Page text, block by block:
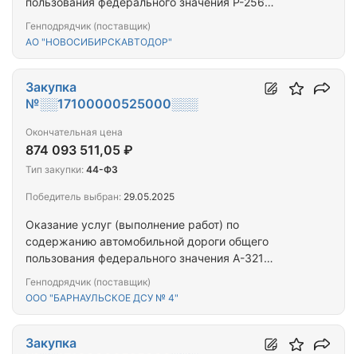
Алтайск - граница с Монголией км 135+277 – км
Барнаулу км 0+000 – км 11+804, обход г. Бийска
км 0+000 – км 19+941, объездная дорога км 216 -
км 223, Проезжая часть дороги…
Генподрядчик (поставщик)
АО "НОВОСИБИРСКАВТОДОР"
Оказание услуг (выполнение работ) по
содержанию автомобильной дороги общего
пользования федерального значения А-321
Казахстан км 13+600 - км 401+911, подъезд к
- км 0+650 и искусственных дорожных
сооружений на ней, Алтайский край
Генподрядчик (поставщик)
ООО "БАРНАУЛЬСКОЕ ДСУ № 4"
Закупка
№░░17100000525000░░░
Окончательная цена
874 093 511,05 ₽
Тип закупки: 44-ФЗ
Победитель выбран: 29.05.2025
Закупка